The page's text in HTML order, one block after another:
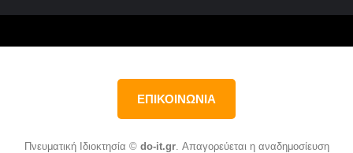
ΕΠΙΚΟΙΝΩΝΙΑ
Πνευματική Ιδιοκτησία © do-it.gr. Απαγορεύεται η αναδημοσίευση